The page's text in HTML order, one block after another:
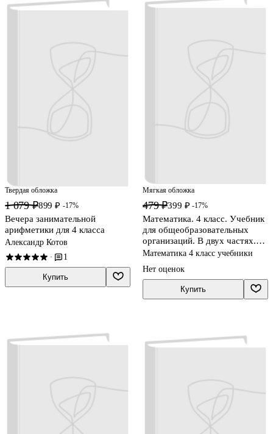
Твердая обложка
1 079 ₽899 ₽ -17%
Вечера занимательной
арифметики для 4 класса
Александр Котов
· 1
Купить
Мягкая обложка
479 ₽399 ₽ -17%
Математика. 4 класс. Учебник
для общеобразовательных
организаций. В двух частях.
Часть вторая
Математика 4 класс учебники
Нет оценок
Купить